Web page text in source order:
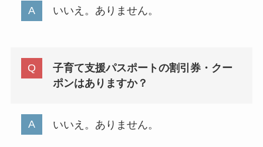
いいえ。ありません。
子育て支援パスポートの割引券・クー
ポンはありますか？
いいえ。ありません。